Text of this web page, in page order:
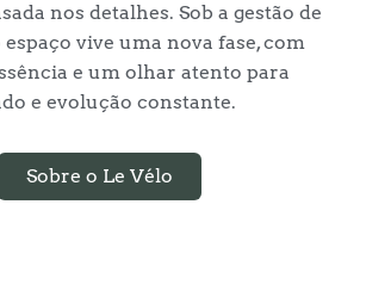
nos detalhes. Sob a gestão de
espaço vive uma nova fase, com
e um olhar atento para
e evolução constante.
Sobre o Le Vélo